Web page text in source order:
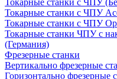
Токарные станки с ЧПУ
Токарные станки с ЧПУ
Токарные станки с ЧПУ
Токарные станки ЧПУ с
(Германия)
Фрезерные станки
Вертикально фрезерные
Горизонтально фрезерные